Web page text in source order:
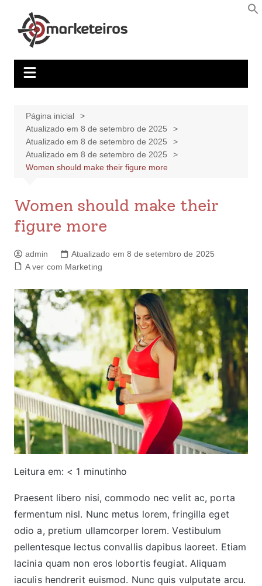
Página inicial
Atualizado em 8 de setembro de 2025
Atualizado em 8 de setembro de 2025
Atualizado em 8 de setembro de 2025
Women should make their figure more
Women should make their
figure more
admin
Atualizado em 8 de setembro de 2025
A ver com Marketing
Leitura em: < 1 minutinho
Praesent libero nisi, commodo nec velit ac, porta
fermentum nisl. Nunc metus lorem, fringilla eget
odio a, pretium ullamcorper lorem. Vestibulum
pellentesque lectus convallis dapibus laoreet. Etiam
lacinia quam non eros lobortis feugiat. Aliquam
iaculis hendrerit euismod. Nunc quis vulputate arcu.